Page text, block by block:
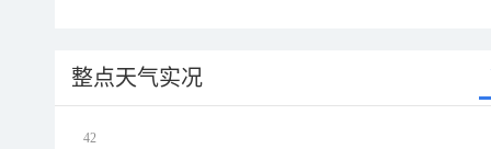
整点天气实况
42